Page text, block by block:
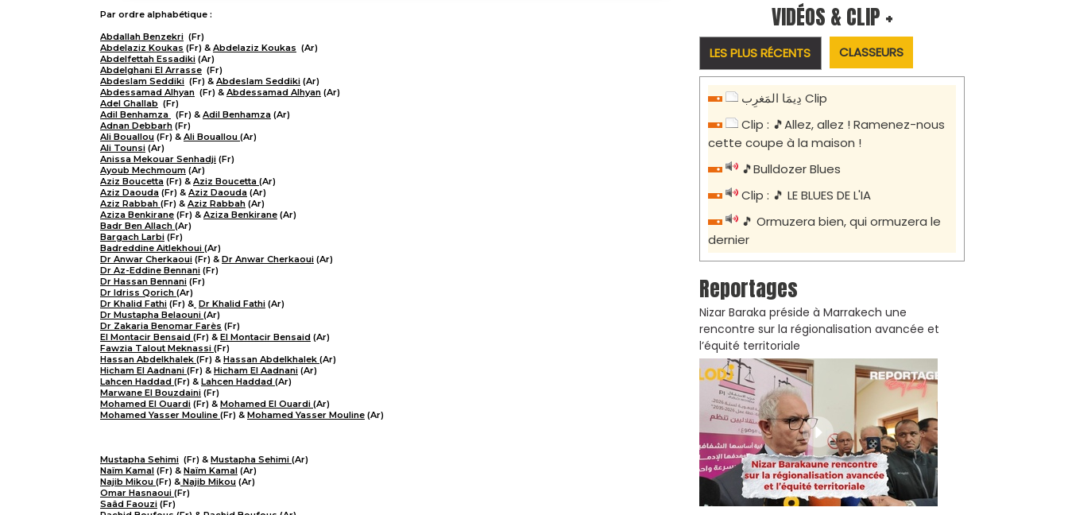
Par ordre alphabétique :
Abdallah Benzekri (Fr)
Abdelaziz Koukas (Fr) & Abdelaziz Koukas (Ar)
Abdelfettah Essadiki (Ar)
Abdelghani El Arrasse (Fr)
Abdeslam Seddiki (Fr) & Abdeslam Seddiki (Ar)
Abdessamad Alhyan (Fr) & Abdessamad Alhyan (Ar)
Adel Ghallab (Fr)
Adil Benhamza
(Fr) & Adil Benhamza (Ar)
Adnan Debbarh (Fr)
Ali Bouallou (Fr) & Ali Bouallou (Ar)
Ali Tounsi (Ar)
Anissa Mekouar Senhadji (Fr)
Ayoub Mechmoum (Ar)
Aziz Boucetta (Fr) & Aziz Boucetta (Ar)
Aziz Daouda (Fr) & Aziz Daouda (Ar)
Aziz Rabbah (Fr) & Aziz Rabbah (Ar)
Aziza Benkirane (Fr) & Aziza Benkirane (Ar)
Badr Ben Allach (Ar)
Bargach Larbi (Fr)
Badreddine Aitlekhoui (Ar)
Dr Anwar Cherkaoui (Fr) & Dr Anwar Cherkaoui (Ar)
Dr Az-Eddine Bennani (Fr)
Dr Hassan Bennani (Fr)
Dr Idriss Qorich (Ar)
Dr Khalid Fathi (Fr) & Dr Khalid Fathi (Ar)
Dr Mustapha Belaouni (Ar)
Dr Zakaria Benomar Farès (Fr)
El Montacir Bensaid (Fr) & El Montacir Bensaid (Ar)
Fawzia Talout Meknassi (Fr)
Hassan Abdelkhalek (Fr) & Hassan Abdelkhalek (Ar)
Hicham El Aadnani (Fr) & Hicham El Aadnani (Ar)
Lahcen Haddad (Fr) & Lahcen Haddad (Ar)
Marwane El Bouzdaini (Fr)
Mohamed El Ouardi (Fr) & Mohamed El Ouardi (Ar)
Mohamed Yasser Mouline (Fr) & Mohamed Yasser Mouline (Ar)
Mustapha Sehimi (Fr) & Mustapha Sehimi (Ar)
Naïm Kamal (Fr) & Naïm Kamal (Ar)
Najib Mikou (Fr) & Najib Mikou (Ar)
Omar Hasnaoui (Fr)
Saâd Faouzi (Fr)
VIDÉOS & CLIP +
LES PLUS RÉCENTS CLASSEURS
دِيمَا المَغرِب Clip
Clip : 🎵Allez, allez ! Ramenez-nous
cette coupe à la maison !
🎵Bulldozer Blues
Clip : 🎵 LE BLUES DE L'IA
🎵 Ormuzera bien, qui ormuzera le
dernier
Reportages
Nizar Baraka préside à Marrakech une
rencontre sur la régionalisation avancée et
l’équité territoriale